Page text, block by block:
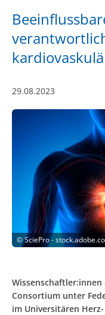
29.08.2023
©SciePro -
Wissenschaftler:innen
Consortium unter
im Universitären